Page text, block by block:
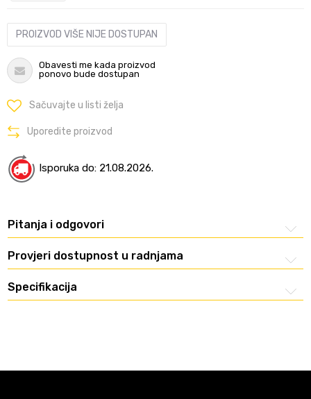
PROIZVOD VIŠE NIJE DOSTUPAN
Obavesti me kada proizvod
ponovo bude dostupan
Sačuvajte u listi želja
Uporedite proizvod
Isporuka do: 21.08.2026.
Pitanja i odgovori
Provjeri dostupnost u radnjama
Specifikacija